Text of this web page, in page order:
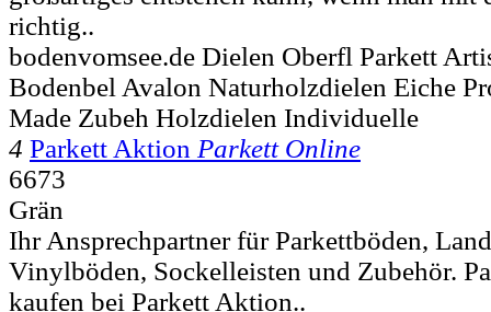
richtig..
bodenvomsee.de Dielen Oberfl Parkett
Bodenbel Avalon Naturholzdielen Eiche
Made Zubeh Holzdielen Individuelle
4 Parkett Aktion Parkett Online
6673
Grän
Ihr Ansprechpartner für Parkettböden,
Vinylböden, Sockelleisten und Zubehör.
kaufen bei Parkett Aktion..